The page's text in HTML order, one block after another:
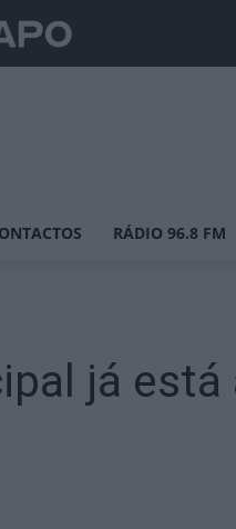
RÁDIO 96.8 FM
já está